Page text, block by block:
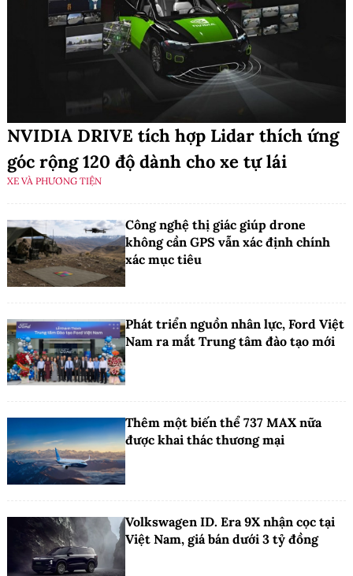
NVIDIA DRIVE tích hợp Lidar thích ứng
góc rộng 120 độ dành cho xe tự lái
XE VÀ PHƯƠNG TIỆN
Công nghệ thị giác giúp drone
không cần GPS vẫn xác định chính
xác mục tiêu
Phát triển nguồn nhân lực, Ford Việt
Nam ra mắt Trung tâm đào tạo mới
Thêm một biến thể 737 MAX nữa
được khai thác thương mại
Volkswagen ID. Era 9X nhận cọc tại
Việt Nam, giá bán dưới 3 tỷ đồng